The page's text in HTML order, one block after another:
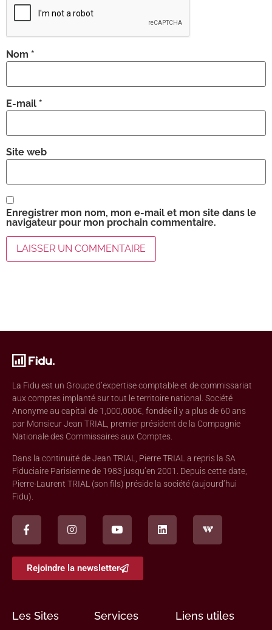
Nom *
E-mail *
Site web
Enregistrer mon nom, mon e-mail et mon site dans le
navigateur pour mon prochain commentaire.
La Fidu est un Groupe d’expertise comptable et de commissariat
aux comptes implanté sur tout le territoire national. Société
Anonyme au capital de 1,000,000€, fondée il y a plus de 60 ans
par Monsieur Jean TRIAL, premier président de la Compagnie
Nationale des Commissaires aux Comptes.
Dans la continuité de Jean TRIAL, Pierre TRIAL a repris la SA
Fiduciaire Parisienne de 1983 jusqu’en 2001. Depuis cette date,
Pierre-Laurent TRIAL (son fils) préside la société (aujourd’hui
Fidu).
Rejoindre la newsletter
Les Sites Services Liens utiles